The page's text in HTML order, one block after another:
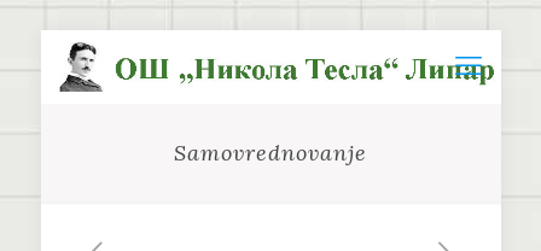
Samovrednovanje